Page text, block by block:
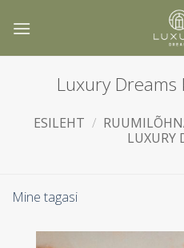
Luxury Dreams
ESILEHT /
LUXURY
Mine tagasi